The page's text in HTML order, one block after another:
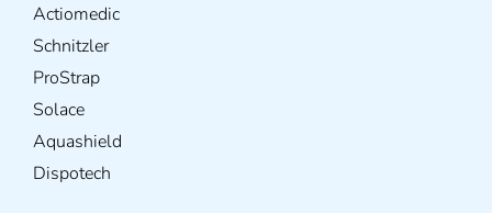
Actiomedic
Schnitzler
ProStrap
Solace
Aquashield
Dispotech